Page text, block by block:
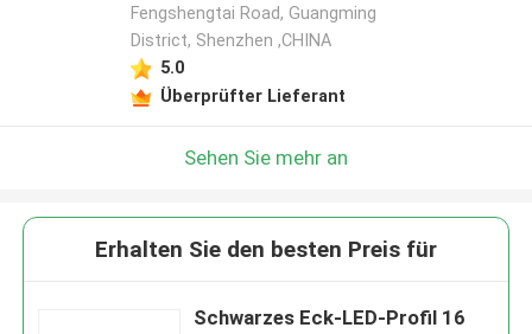
Fengshengtai Road, Guangming
District, Shenzhen ,CHINA
5.0
Überprüfter Lieferant
Sehen Sie mehr an
Erhalten Sie den besten Preis für
Schwarzes Eck-LED-Profil 16